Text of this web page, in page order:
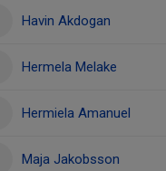
Havin Akdogan
Hermela Melake
Hermiela Amanuel
Maja Jakobsson